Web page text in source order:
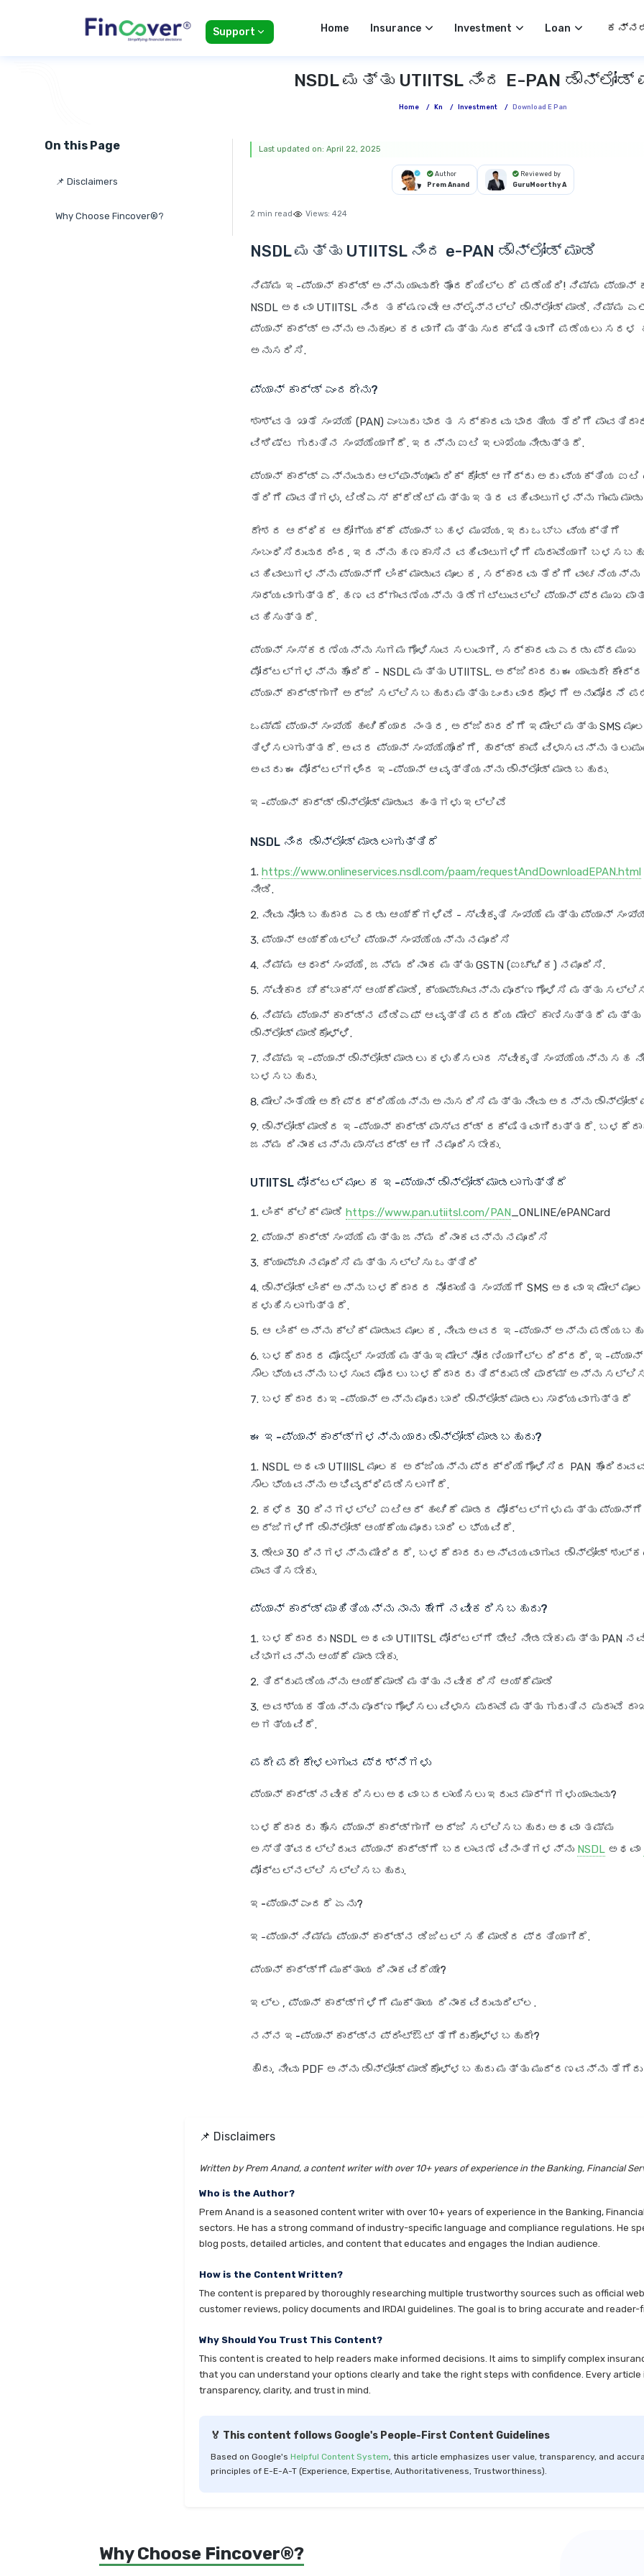
Support Home Insurance Investment Loan Select
NSDL ಮತ್ತು UTIITSL ನಿಂದ E-PAN ಡೌನ್‌ಲೋಡ್
Home / Kn / Investment / Download E Pan
On this Page
📌 Disclaimers
Why Choose Fincover®?
Last updated on: April 22, 2025
Author
Prem Anand
Reviewed by
GuruMoorthy A
2 min read Views: 424
NSDL ಮತ್ತು UTIITSL ನಿಂದ e-PAN ಡೌನ್‌ಲೋಡ್ ಮಾಡಿ
ನಿಮ್ಮ ಇ-ಪ್ಯಾನ್ ಕಾರ್ಡ್ ಅನ್ನು ಯಾವುದೇ ತೊಂದರೆಯಿಲ್ಲದೆ ಪಡೆಯಿರಿ! ನಿಮ್ಮ ಪ್ಯಾನ್
NSDL ಅಥವಾ UTIITSL ನಿಂದ ತಕ್ಷಣವೇ ಆನ್‌ಲೈನ್‌ನಲ್ಲಿ ಡೌನ್‌ಲೋಡ್ ಮಾಡಿ. ನಿಮ್ಮ
ಪ್ಯಾನ್ ಕಾರ್ಡ್ ಅನ್ನು ಅನುಕೂಲಕರವಾಗಿ ಮತ್ತು ಸುರಕ್ಷಿತವಾಗಿ ಪಡೆಯಲು ಸರಳ
ಅನುಸರಿಸಿ.
ಪ್ಯಾನ್ ಕಾರ್ಡ್ ಎಂದರೇನು?
ಶಾಶ್ವತ ಖಾತೆ ಸಂಖ್ಯೆ (PAN) ಎಂಬುದು ಭಾರತ ಸರ್ಕಾರವು ಭಾರತೀಯ ತೆರಿಗೆ
ವಿಶಿಷ್ಟ ಗುರುತಿನ ಸಂಖ್ಯೆಯಾಗಿದೆ. ಇದನ್ನು ಐಟಿ ಇಲಾಖೆಯು ನೀಡುತ್ತದೆ.
ಪ್ಯಾನ್ ಕಾರ್ಡ್ ಎನ್ನುವುದು ಆಲ್ಫಾನ್ಯೂಮರಿಕ್ ಕೋಡ್ ಆಗಿದ್ದು ಅದು ವ್ಯಕ್ತಿಯ ಐಟಿ
ತೆರಿಗೆ ಪಾವತಿಗಳು, ಟಿಡಿಎಸ್ ಕ್ರೆಡಿಟ್ ಮತ್ತು ಇತರ ವಹಿವಾಟುಗಳನ್ನು ಗುಂಪು
ದೇಶದ ಆರ್ಥಿಕ ಆರೋಗ್ಯಕ್ಕೆ ಪ್ಯಾನ್ ಬಹಳ ಮುಖ್ಯ. ಇದು ಒಬ್ಬ ವ್ಯಕ್ತಿಗೆ
ಸಂಬಂಧಿಸಿರುವುದರಿಂದ, ಇದನ್ನು ಹಣಕಾಸಿನ ವಹಿವಾಟುಗಳಿಗೆ ಪುರಾವೆಯಾಗಿ
ವಹಿವಾಟುಗಳನ್ನು ಪ್ಯಾನ್‌ಗೆ ಲಿಂಕ್ ಮಾಡುವ ಮೂಲಕ, ಸರ್ಕಾರವು ತೆರಿಗೆ
ಸಾಧ್ಯವಾಗುತ್ತದೆ. ಹಣ ವರ್ಗಾವಣೆಯನ್ನು ತಡೆಗಟ್ಟುವಲ್ಲಿ ಪ್ಯಾನ್ ಪ್ರಮುಖ
ವಹಿಸುತ್ತದೆ.
ಪ್ಯಾನ್ ಸಂಸ್ಕರಣೆಯನ್ನು ಸುಗಮಗೊಳಿಸುವ ಸಲುವಾಗಿ, ಸರ್ಕಾರವು ಎರಡು ಪ್ರಮುಖ
ಪೋರ್ಟಲ್‌ಗಳನ್ನು ಹೊಂದಿದೆ - NSDL ಮತ್ತು UTIITSL. ಅರ್ಜಿದಾರರು ಈ ಯಾವುದೇ
ಪ್ಯಾನ್ ಕಾರ್ಡ್‌ಗಾಗಿ ಅರ್ಜಿ ಸಲ್ಲಿಸಬಹುದು ಮತ್ತು ಒಂದು ವಾರದೊಳಗೆ ಅನುಮೋದನೆ
ಒಮ್ಮೆ ಪ್ಯಾನ್ ಸಂಖ್ಯೆ ಹಂಚಿಕೆಯಾದ ನಂತರ, ಅರ್ಜಿದಾರರಿಗೆ ಇಮೇಲ್ ಮತ್ತು SMS
ತಿಳಿಸಲಾಗುತ್ತದೆ. ಅವರ ಪ್ಯಾನ್ ಸಂಖ್ಯೆಯೊಂದಿಗೆ, ಹಾರ್ಡ್ ಕಾಪಿ ವಿಳಾಸವನ್ನು
ಅವರು ಈ ಪೋರ್ಟಲ್‌ಗಳಿಂದ ಇ-ಪ್ಯಾನ್ ಆವೃತ್ತಿಯನ್ನು ಡೌನ್‌ಲೋಡ್ ಮಾಡಬಹುದು.
ಇ-ಪ್ಯಾನ್ ಕಾರ್ಡ್ ಡೌನ್‌ಲೋಡ್ ಮಾಡುವ ಹಂತಗಳು ಇಲ್ಲಿವೆ
NSDL ನಿಂದ ಡೌನ್‌ಲೋಡ್ ಮಾಡಲಾಗುತ್ತಿದೆ
https://www.onlineservices.nsdl.com/paam/requestAndDownloadEPAN.html
ನೀಡಿ.
ನೀವು ನೋಡಬಹುದಾದ ಎರಡು ಆಯ್ಕೆಗಳಿವೆ - ಸ್ವೀಕೃತಿ ಸಂಖ್ಯೆ ಮತ್ತು ಪ್ಯಾನ್
ಪ್ಯಾನ್ ಆಯ್ಕೆಯಲ್ಲಿ ಪ್ಯಾನ್ ಸಂಖ್ಯೆಯನ್ನು ನಮೂದಿಸಿ
ನಿಮ್ಮ ಆಧಾರ್ ಸಂಖ್ಯೆ, ಜನ್ಮ ದಿನಾಂಕ ಮತ್ತು GSTN (ಐಚ್ಛಿಕ) ನಮೂದಿಸಿ.
ಸ್ವೀಕಾರ ಚೆಕ್‌ಬಾಕ್ಸ್ ಆಯ್ಕೆಮಾಡಿ, ಕ್ಯಾಪ್ಚಾವನ್ನು ಪೂರ್ಣಗೊಳಿಸಿ ಮತ್ತು
ನಿಮ್ಮ ಪ್ಯಾನ್ ಕಾರ್ಡ್‌ನ ಪಿಡಿಎಫ್ ಆವೃತ್ತಿ ಪರದೆಯ ಮೇಲೆ ಕಾಣಿಸುತ್ತದೆ ಮತ್ತು
ಡೌನ್‌ಲೋಡ್ ಮಾಡಿಕೊಳ್ಳಿ.
ನಿಮ್ಮ ಇ-ಪ್ಯಾನ್ ಡೌನ್‌ಲೋಡ್ ಮಾಡಲು ಕಳುಹಿಸಲಾದ ಸ್ವೀಕೃತಿ ಸಂಖ್ಯೆಯನ್ನು ಸಹ
ಬಳಸಬಹುದು.
ಮೇಲಿನಂತೆಯೇ ಅದೇ ಪ್ರಕ್ರಿಯೆಯನ್ನು ಅನುಸರಿಸಿ ಮತ್ತು ನೀವು ಅದನ್ನು ಡೌನ್‌ಲೋಡ್
ಡೌನ್‌ಲೋಡ್ ಮಾಡಿದ ಇ-ಪ್ಯಾನ್ ಕಾರ್ಡ್ ಪಾಸ್‌ವರ್ಡ್ ರಕ್ಷಿತವಾಗಿರುತ್ತದೆ.
ಜನ್ಮ ದಿನಾಂಕವನ್ನು ಪಾಸ್‌ವರ್ಡ್ ಆಗಿ ನಮೂದಿಸಬೇಕು.
UTIITSL ಪೋರ್ಟಲ್ ಮೂಲಕ ಇ-ಪ್ಯಾನ್ ಡೌನ್‌ಲೋಡ್ ಮಾಡಲಾಗುತ್ತಿದೆ
ಲಿಂಕ್ ಕ್ಲಿಕ್ ಮಾಡಿ https://www.pan.utiitsl.com/PAN_ONLINE/ePANCard
ಪ್ಯಾನ್ ಕಾರ್ಡ್ ಸಂಖ್ಯೆ ಮತ್ತು ಜನ್ಮ ದಿನಾಂಕವನ್ನು ನಮೂದಿಸಿ
ಕ್ಯಾಪ್ಚಾ ನಮೂದಿಸಿ ಮತ್ತು ಸಲ್ಲಿಸು ಒತ್ತಿರಿ
ಡೌನ್‌ಲೋಡ್ ಲಿಂಕ್ ಅನ್ನು ಬಳಕೆದಾರರ ನೋಂದಾಯಿತ ಸಂಖ್ಯೆಗೆ SMS ಅಥವಾ ಇಮೇಲ್
ಕಳುಹಿಸಲಾಗುತ್ತದೆ.
ಆ ಲಿಂಕ್ ಅನ್ನು ಕ್ಲಿಕ್ ಮಾಡುವ ಮೂಲಕ, ನೀವು ಅವರ ಇ-ಪ್ಯಾನ್ ಅನ್ನು
ಬಳಕೆದಾರರ ಮೊಬೈಲ್ ಸಂಖ್ಯೆ ಮತ್ತು ಇಮೇಲ್ ನೋಂದಣಿಯಾಗಿಲ್ಲದಿದ್ದರೆ, ಇ-ಪ್ಯಾನ್
ಸೌಲಭ್ಯವನ್ನು ಬಳಸುವ ಮೊದಲು ಬಳಕೆದಾರರು ತಿದ್ದುಪಡಿ ಫಾರ್ಮ್ ಅನ್ನು
ಬಳಕೆದಾರರು ಇ-ಪ್ಯಾನ್ ಅನ್ನು ಮೂರು ಬಾರಿ ಡೌನ್‌ಲೋಡ್ ಮಾಡಲು ಸಾಧ್ಯವಾಗುತ್ತದೆ
ಈ ಇ-ಪ್ಯಾನ್ ಕಾರ್ಡ್‌ಗಳನ್ನು ಯಾರು ಡೌನ್‌ಲೋಡ್ ಮಾಡಬಹುದು?
NSDL ಅಥವಾ UTIIISL ಮೂಲಕ ಅರ್ಜಿಯನ್ನು ಪ್ರಕ್ರಿಯೆಗೊಳಿಸಿದ PAN
ಸೌಲಭ್ಯವನ್ನು ಅಭಿವೃದ್ಧಿಪಡಿಸಲಾಗಿದೆ.
ಕಳೆದ 30 ದಿನಗಳಲ್ಲಿ ಐಟಿಆರ್ ಹಂಚಿಕೆ ಮಾಡದ ಪೋರ್ಟಲ್‌ಗಳು ಮತ್ತು
ಅರ್ಜಿಗಳಿಗೆ ಡೌನ್‌ಲೋಡ್ ಆಯ್ಕೆಯು ಮೂರು ಬಾರಿ ಲಭ್ಯವಿದೆ.
ಡೇಟಾ 30 ದಿನಗಳನ್ನು ಮೀರಿದರೆ, ಬಳಕೆದಾರರು ಅನ್ವಯವಾಗುವ ಡೌನ್‌ಲೋಡ್
ಪಾವತಿಸಬೇಕು.
ಪ್ಯಾನ್ ಕಾರ್ಡ್ ಮಾಹಿತಿಯನ್ನು ನಾನು ಹೇಗೆ ನವೀಕರಿಸಬಹುದು?
ಬಳಕೆದಾರರು NSDL ಅಥವಾ UTIITSL ಪೋರ್ಟಲ್‌ಗೆ ಭೇಟಿ ನೀಡಬೇಕು ಮತ್ತು PAN
ವಿಭಾಗವನ್ನು ಆಯ್ಕೆ ಮಾಡಬೇಕು.
ತಿದ್ದುಪಡಿಯನ್ನು ಆಯ್ಕೆಮಾಡಿ ಮತ್ತು ನವೀಕರಿಸಿ ಆಯ್ಕೆಮಾಡಿ
ಅವಶ್ಯಕತೆಯನ್ನು ಪೂರ್ಣಗೊಳಿಸಲು ವಿಳಾಸ ಪುರಾವೆ ಮತ್ತು ಗುರುತಿನ ಪುರಾವೆ
ಅಗತ್ಯವಿದೆ.
ಪದೇ ಪದೇ ಕೇಳಲಾಗುವ ಪ್ರಶ್ನೆಗಳು
ಪ್ಯಾನ್ ಕಾರ್ಡ್ ನವೀಕರಿಸಲು ಅಥವಾ ಬದಲಾಯಿಸಲು ಇರುವ ಮಾರ್ಗಗಳು ಯಾವುವು?
ಬಳಕೆದಾರರು ಹೊಸ ಪ್ಯಾನ್ ಕಾರ್ಡ್‌ಗಾಗಿ ಅರ್ಜಿ ಸಲ್ಲಿಸಬಹುದು ಅಥವಾ ತಮ್ಮ
ಅಸ್ತಿತ್ವದಲ್ಲಿರುವ ಪ್ಯಾನ್ ಕಾರ್ಡ್‌ಗೆ ಬದಲಾವಣೆ ವಿನಂತಿಗಳನ್ನು NSDL ಅಥವಾ
ಪೋರ್ಟಲ್‌ನಲ್ಲಿ ಸಲ್ಲಿಸಬಹುದು.
ಇ-ಪ್ಯಾನ್ ಎಂದರೆ ಏನು?
ಇ-ಪ್ಯಾನ್ ನಿಮ್ಮ ಪ್ಯಾನ್ ಕಾರ್ಡ್‌ನ ಡಿಜಿಟಲ್ ಸಹಿ ಮಾಡಿದ ಪ್ರತಿಯಾಗಿದೆ.
ಪ್ಯಾನ್ ಕಾರ್ಡ್‌ಗೆ ಮುಕ್ತಾಯ ದಿನಾಂಕವಿದೆಯೇ?
ಇಲ್ಲ, ಪ್ಯಾನ್ ಕಾರ್ಡ್‌ಗಳಿಗೆ ಮುಕ್ತಾಯ ದಿನಾಂಕವಿರುವುದಿಲ್ಲ.
ನನ್ನ ಇ-ಪ್ಯಾನ್ ಕಾರ್ಡ್‌ನ ಪ್ರಿಂಟ್‌ಔಟ್ ತೆಗೆದುಕೊಳ್ಳಬಹುದೇ?
ಹೌದು, ನೀವು PDF ಅನ್ನು ಡೌನ್‌ಲೋಡ್ ಮಾಡಿಕೊಳ್ಳಬಹುದು ಮತ್ತು ಮುದ್ರಣವನ್ನು
📌 Disclaimers
Written by Prem Anand, a content writer with over 10+ years of experience in the Banking, Financial
Who is the Author?
Prem Anand is a seasoned content writer with over 10+ years of experience in the Banking,
sectors. He has a strong command of industry-specific language and compliance regulations. He
blog posts, detailed articles, and content that educates and engages the Indian audience.
How is the Content Written?
The content is prepared by thoroughly researching multiple trustworthy sources such as official
customer reviews, policy documents and IRDAI guidelines. The goal is to bring accurate and
Why Should You Trust This Content?
This content is created to help readers make informed decisions. It aims to simplify complex
that you can understand your options clearly and take the right steps with confidence. Every article
transparency, clarity, and trust in mind.
🏅 This content follows Google's People-First Content Guidelines
Based on Google's Helpful Content System, this article emphasizes user value, transparency, and
principles of E-E-A-T (Experience, Expertise, Authoritativeness, Trustworthiness).
Why Choose Fincover®?